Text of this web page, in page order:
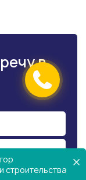
строительства
в